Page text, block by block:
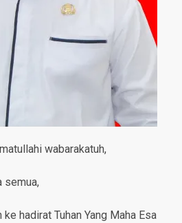
wabarakatuh,
semua,
hadirat Tuhan Yang Maha Esa